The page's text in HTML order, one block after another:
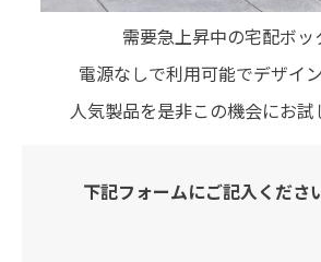
需要急上昇中の宅配ボッ
電源なしで利用可能でデザイ
人気製品を是非この機会にお試
下記フォームにご記入くださ